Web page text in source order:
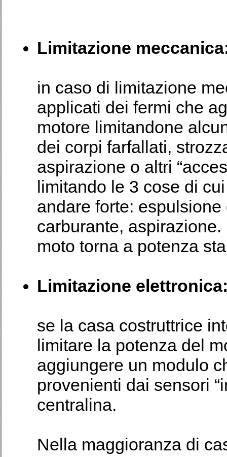
Limitazione
in caso di limitazione
applicati dei fermi che
motore limitandone
dei corpi farfallati,
aspirazione o altri
limitando le 3 cose di
andare forte:
carburante,
moto torna a potenza
Limitazione
se la casa costruttrice
limitare la potenza del
aggiungere un modulo
provenienti dai sensori
centralina.
Nella maggioranza di